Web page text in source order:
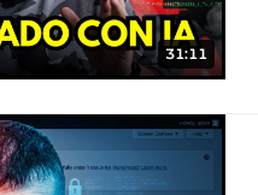
31:11